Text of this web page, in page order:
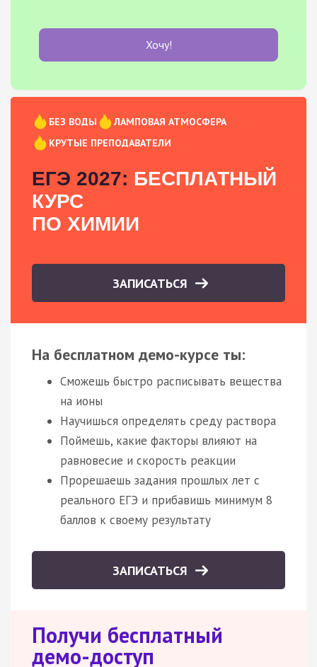
Хочу!
БЕЗ ВОДЫ
ЛАМПОВАЯ АТМОСФЕРА
КРУТЫЕ ПРЕПОДАВАТЕЛИ
ЕГЭ 2027: БЕСПЛАТНЫЙ
КУРС
ПО ХИМИИ
ЗАПИСАТЬСЯ
На бесплатном демо-курсе ты:
Сможешь быстро расписывать вещества
на ионы
Научишься определять среду раствора
Поймешь, какие факторы влияют на
равновесие и скорость реакции
Прорешаешь задания прошлых лет с
реального ЕГЭ и прибавишь минимум 8
баллов к своему результату
ЗАПИСАТЬСЯ
Получи бесплатный
демо-доступ